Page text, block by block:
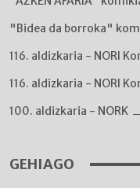
"Bidea da borroka"
116. aldizkaria - NORI
116. aldizkaria - NORI
100. aldizkaria - NORK
GEHIAGO